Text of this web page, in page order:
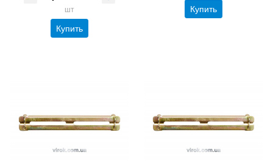
шт
Купить
Купить